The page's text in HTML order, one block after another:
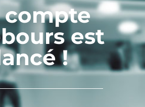
compte
est
!